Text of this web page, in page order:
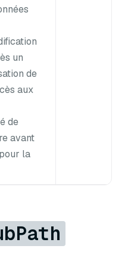
un
de
aux
de
avant
la